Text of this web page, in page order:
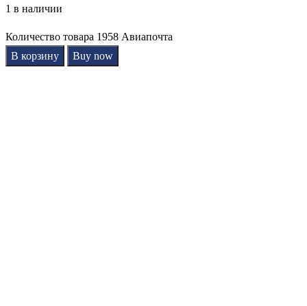
1 в наличии
Количество товара 1958 Авиапочта
В корзину
Buy now